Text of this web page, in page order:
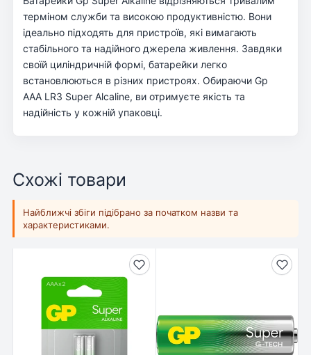
терміном служби та високою продуктивністю. Вони
ідеально підходять для пристроїв, які вимагають
стабільного та надійного джерела живлення. Завдяки
своїй циліндричній формі, батарейки легко
встановлюються в різних пристроях. Обираючи Gp
AAA LR3 Super Alcaline, ви отримуєте якість та
надійність у кожній упаковці.
Схожі товари
Найближчі збіги підібрано за початком назви та
характеристиками.